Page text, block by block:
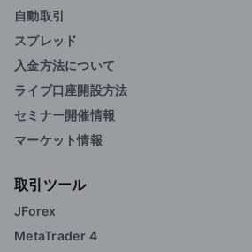
自動取引
スプレッド
入金方法について
ライブ口座開設方法
セミナー開催情報
マーケット情報
取引ツール
JForex
MetaTrader 4